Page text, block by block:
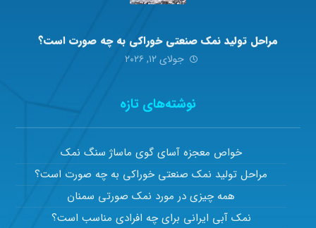
مراحل تولید نمک صنعتی خوراکی به چه صورت است؟
جولای ۱۲, ۲۰۲۶
نوشته‌های تازه
خواص معجزه آسای گوی ماساژ سنگ نمک
مراحل تولید نمک صنعتی خوراکی به چه صورت است؟
همه چیزی در مورد نمک صورتی سمنان
نمک آبی ایرانی برای چه افرادی مناسب است؟